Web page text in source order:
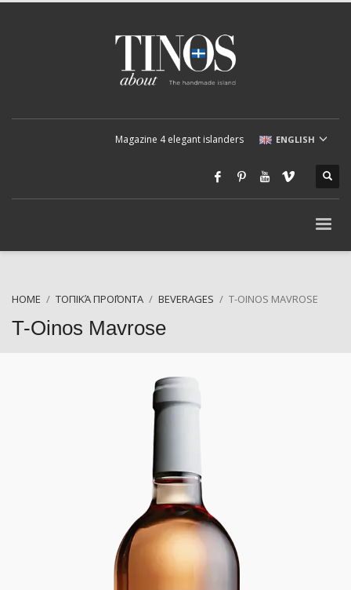
Magazine 4 elegant islanders ENGLISH
HOME ΤΟΠΙΚΆ ΠΡΟΪΌΝΤΑ BEVERAGES T-ΟINOS MAVROSE
T-Οinos Mavrose